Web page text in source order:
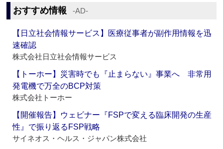
おすすめ情報 ‐AD‐
【日立社会情報サービス】医療従事者が副作用情報を迅
速確認
株式会社日立社会情報サービス
【トーホー】災害時でも『止まらない』事業へ 非常用
発電機で万全のBCP対策
株式会社トーホー
【開催報告】ウェビナー『FSPで変える臨床開発の生産
性』で振り返るFSP戦略
サイネオス・ヘルス・ジャパン株式会社